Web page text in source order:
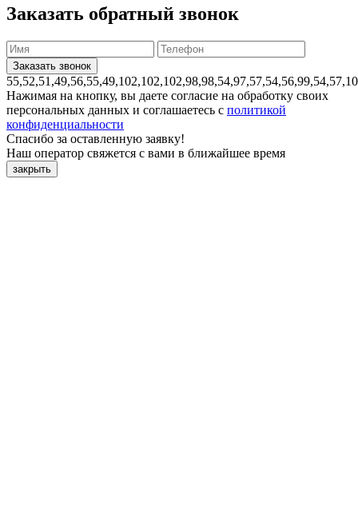
Заказать обратный звонок
Нажимая на кнопку, вы даете согласие на обработку своих
персональных данных и соглашаетесь с политикой
конфиденциальности
Спасибо за оставленную заявку!
Наш оператор свяжется с вами в ближайшее время
закрыть